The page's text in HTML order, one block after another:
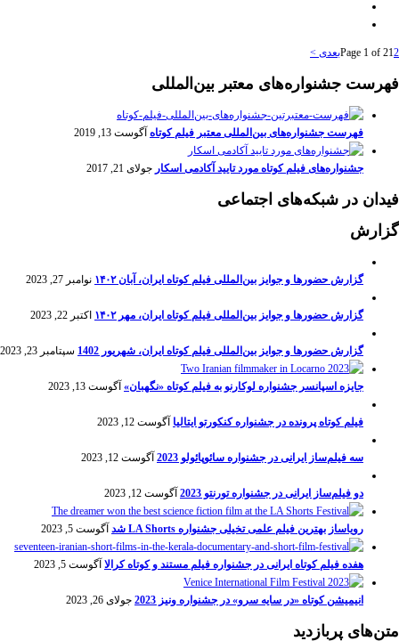
Page 1 of 212 بعدی >
فهرست جشنواره‌های معتبر بین‌المللی
فهرست جشنواره‌های بین‌المللی معتبر فیلم کوتاه آگوست 13, 2019
جشنواره‌های فیلم کوتاه مورد تایید آکادمی اسکار جولای 21, 2017
فیدان در شبکه‌های اجتماعی
گزارش
گزارش حضورها و جوایز بین‌المللی فیلم کوتاه ایران، آبان ۱۴۰۲ نوامبر 27, 2023
گزارش حضورها و جوایز بین‌المللی فیلم کوتاه ایران، مهر ۱۴۰۲ اکتبر 22, 2023
گزارش حضورها و جوایز بین‌المللی فیلم کوتاه ایران، شهریور 1402 سپتامبر 23, 2023
جایزه اسپانسر جشنواره لوکارنو به فیلم کوتاه «نگهبان» آگوست 13, 2023
فیلم کوتاه پرونده در جشنواره کنکورتو ایتالیا آگوست 12, 2023
سه فیلم‌ساز ایرانی در جشنواره سائوپائولو 2023 آگوست 12, 2023
دو فیلم‌ساز ایرانی در جشنواره تورنتو 2023 آگوست 12, 2023
رویاساز بهترین فیلم علمی تخیلی جشنواره LA Shorts شد آگوست 5, 2023
هفده فیلم کوتاه ایرانی در جشنواره فیلم مستند و کوتاه کرالا آگوست 5, 2023
انیمیشن کوتاه «در سایه سرو» در جشنواره ونیز 2023 جولای 26, 2023
متن‌های پربازدید